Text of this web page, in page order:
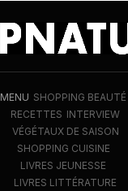
MENU SHOPPING BEAUTÉ
RECETTES INTERVIEW
VÉGÉTAUX DE SAISON
SHOPPING CUISINE
LIVRES JEUNESSE
LIVRES LITTÉRATURE